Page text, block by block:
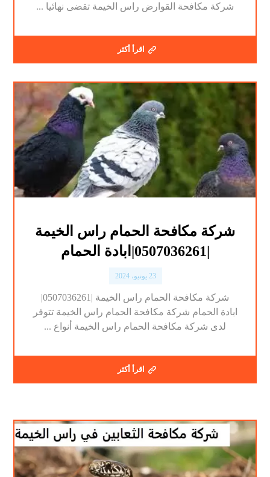
شركة مكافحة القوارض راس الخيمة تقضى نهائيا ...
اقرأ أكثر
شركة مكافحة الحمام راس الخيمة
|0507036261|ابادة الحمام
23 يونيو، 2024
شركة مكافحة الحمام راس الخيمة |0507036261|
ابادة الحمام شركة مكافحة الحمام راس الخيمة تتوفر
لدى شركة مكافحة الحمام راس الخيمة أنواع ...
اقرأ أكثر